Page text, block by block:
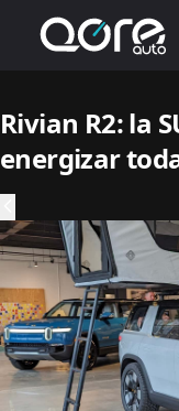
Rivian R2: la
energizar